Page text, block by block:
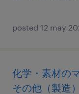
posted 12 may
化学・素材の
その他（製造